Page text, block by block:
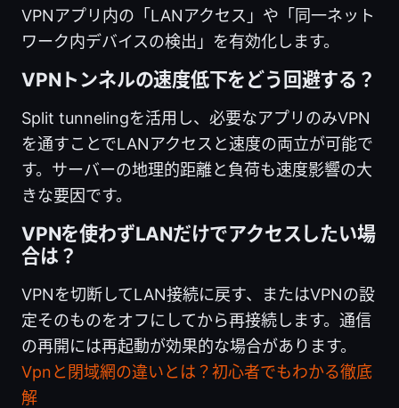
VPNアプリ内の「LANアクセス」や「同一ネット
ワーク内デバイスの検出」を有効化します。
VPNトンネルの速度低下をどう回避する？
Split tunnelingを活用し、必要なアプリのみVPN
を通すことでLANアクセスと速度の両立が可能で
す。サーバーの地理的距離と負荷も速度影響の大
きな要因です。
VPNを使わずLANだけでアクセスしたい場
合は？
VPNを切断してLAN接続に戻す、またはVPNの設
定そのものをオフにしてから再接続します。通信
の再開には再起動が効果的な場合があります。
Vpnと閉域網の違いとは？初心者でもわかる徹底
解